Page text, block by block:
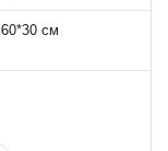
60*30 см